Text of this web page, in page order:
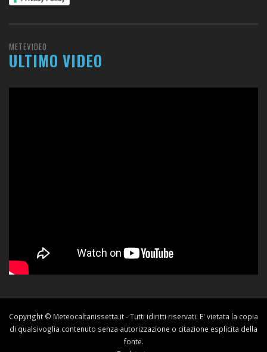
METEVIDEO
ULTIMO VIDEO
Copyright © Meteocaltanissetta.it - Tutti idiritti riservati. E' vietata la copia
di qualsivoglia contenuto senza autorizzazione o citazione esplicita della
fonte.